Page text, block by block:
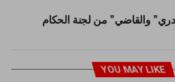
والقاضي” من لجنة الحكام
YOU MAY LIKE